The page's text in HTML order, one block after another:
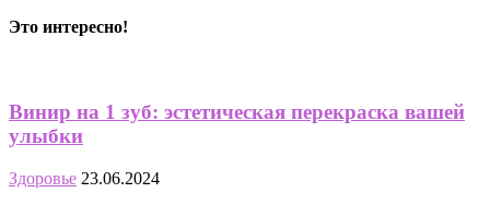
Это интересно!
Винир на 1 зуб: эстетическая перекраска вашей
улыбки
Здоровье 23.06.2024